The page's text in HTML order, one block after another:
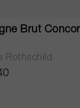
Brut
Rothschild